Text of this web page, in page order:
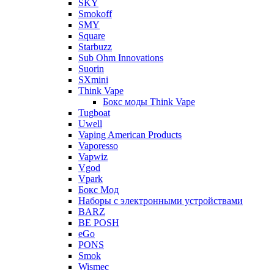
SKY
Smokoff
SMY
Square
Starbuzz
Sub Ohm Innovations
Suorin
SXmini
Think Vape
Бокс моды Think Vape
Tugboat
Uwell
Vaping American Products
Vaporesso
Vapwiz
Vgod
Vpark
Бокс Мод
Наборы с электронными устройствами
BARZ
BE POSH
eGo
PONS
Smok
Wismec